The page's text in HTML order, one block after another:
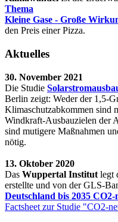
Thema
Kleine Gase - Große
den Preis einer Pizza.
Aktuelles
30. November 2021
Die Studie
Berlin zeigt: Weder der 1,5-
Klimaschutzabkommen sind
Windkraft-Ausbauzielen der
sind mutigere Maßnahmen
nötig.
13. Oktober 2020
Das Wuppertal Institut legt
erstellte und von der GLS-
Deutschland bis 2035
Factsheet zur Studie "CO2-